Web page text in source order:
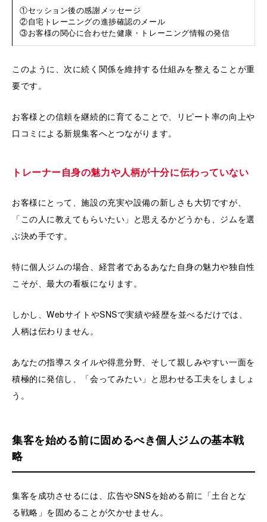
①セッション後の感謝メッセージ
②自宅トレーニングの進捗確認のメール
③お客様の関心に合わせた健康・トレーニング情報の発信
このように、次に続く関係を維持する仕組みを整えることが重
要です。
お客様との信頼を継続的に育てることで、リピート率の向上や
口コミによる新規集客へとつながります。
トレーナー自身の魅力や人柄が十分に伝わっていない
お客様にとって、施設の充実や設備の新しさも大切ですが、
「この人に教えてもらいたい」と思えるかどうかも、ジムを選
ぶ決め手です。
特に個人ジムの場合、経営者であるあなた自身の魅力や独自性
こそが、最大の看板になります。
しかし、WebサイトやSNSで実績や経歴を並べるだけでは、
人柄は伝わりません。
あなたの指導スタイルや得意分野、そして親しみやすい一面を
積極的に発信し、「会ってみたい」と思わせる工夫をしましょ
う。
集客を始める前に固めるべき個人ジムの基本戦
略
集客を成功させるには、広告やSNSを始める前に「土台とな
る戦略」を固めることが欠かせません。